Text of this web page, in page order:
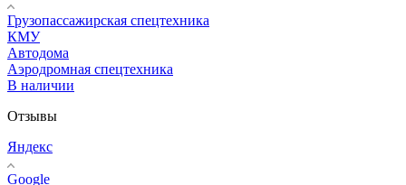
Грузопассажирская спецтехника
КМУ
Автодома
Аэродромная спецтехника
В наличии
Отзывы
Яндекс
Google